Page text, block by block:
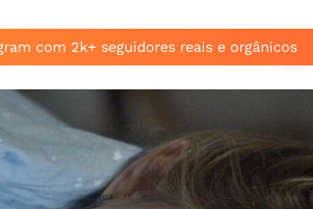
com 2k+ seguidores reais e orgânicos